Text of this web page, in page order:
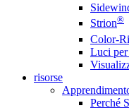
Strion®
Color-
Luci per
risorse
Perché